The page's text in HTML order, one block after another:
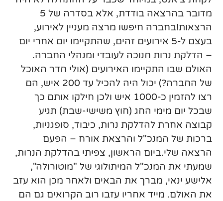
מדובר בהרצאה בודדת, אלא בסדרה של 5
הרצאות!בחברה חיפשו מרצה מעניין לאירוע,
בעצם ל-5 אירועים זהים, שהתקיימו יום אחרי יום
– הדלקת נרות חנוכה לעובדי ומנהלי החברה.
האולם שבו התקיימו האירועים (אולי חדר האוכל
של החברה?) יכול היה להכיל עד 200 איש, הם
רצו להזמין כ-1000 איש ולכן חילקו אותם כך
שבכל יום מימי החג (חוץ משישי-שבת) תגיע
קבוצה אחרת להדלקת נרות, כיבוד, סופגניות,
ברכות של המנכ"ל והרצאת אורח – הפעם
הרצאה שלי.ביום הראשון, צפיתי בהדלקת הנרות,
שמעתי את המנכ"ל המיתולוגי של "מוטורולה",
אלישע ינאי, מברך את הבאים ולאחר מכן הוא עזב
את האולם. מייד אחריו עזבו רוב הקרואים גם הם